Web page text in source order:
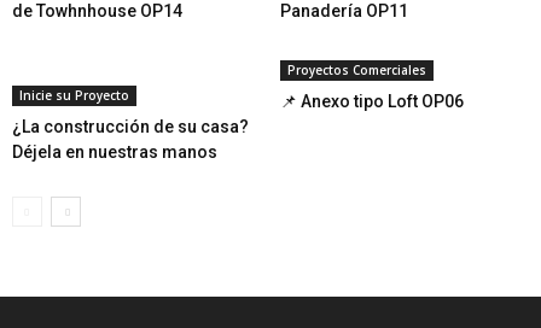
de Towhnhouse OP14
Panadería OP11
Inicie su Proyecto
¿La construcción de su casa?
Déjela en nuestras manos
Proyectos Comerciales
📌 Anexo tipo Loft OP06